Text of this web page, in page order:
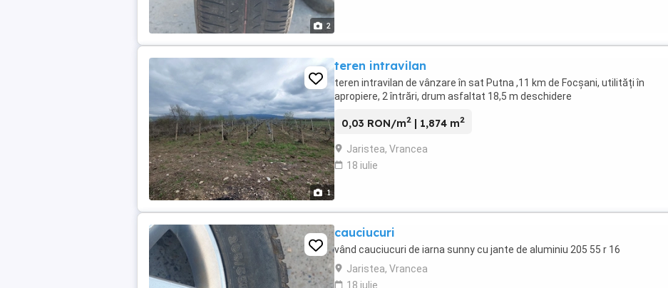
2
1
teren intravilan
teren intravilan de vânzare în sat Putna ,11 km de Focșani, utilități în
apropiere, 2 întrări, drum asfaltat 18,5 m deschidere
0,03 RON/m2 | 1,874 m2
Jaristea, Vrancea
18 iulie
cauciucuri
vând cauciucuri de iarna sunny cu jante de aluminiu 205 55 r 16
Jaristea, Vrancea
18 iulie